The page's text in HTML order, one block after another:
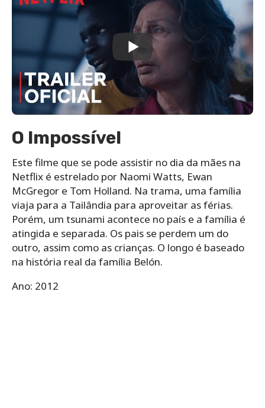
O Impossível
Este filme que se pode assistir no dia da mães na
Netflix é estrelado por Naomi Watts, Ewan
McGregor e Tom Holland. Na trama, uma família
viaja para a Tailândia para aproveitar as férias.
Porém, um tsunami acontece no país e a família é
atingida e separada. Os pais se perdem um do
outro, assim como as crianças. O longo é baseado
na história real da família Belón.
Ano: 2012